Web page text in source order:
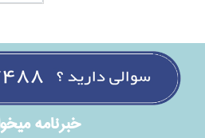
خبرنامه